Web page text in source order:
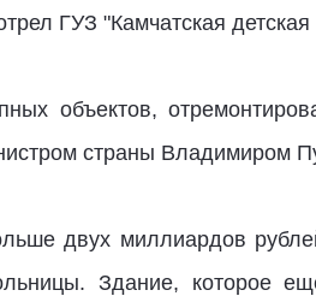
ГУЗ "Камчатская
объектов,
страны Владимиром
двух миллиардов
Здание, которое